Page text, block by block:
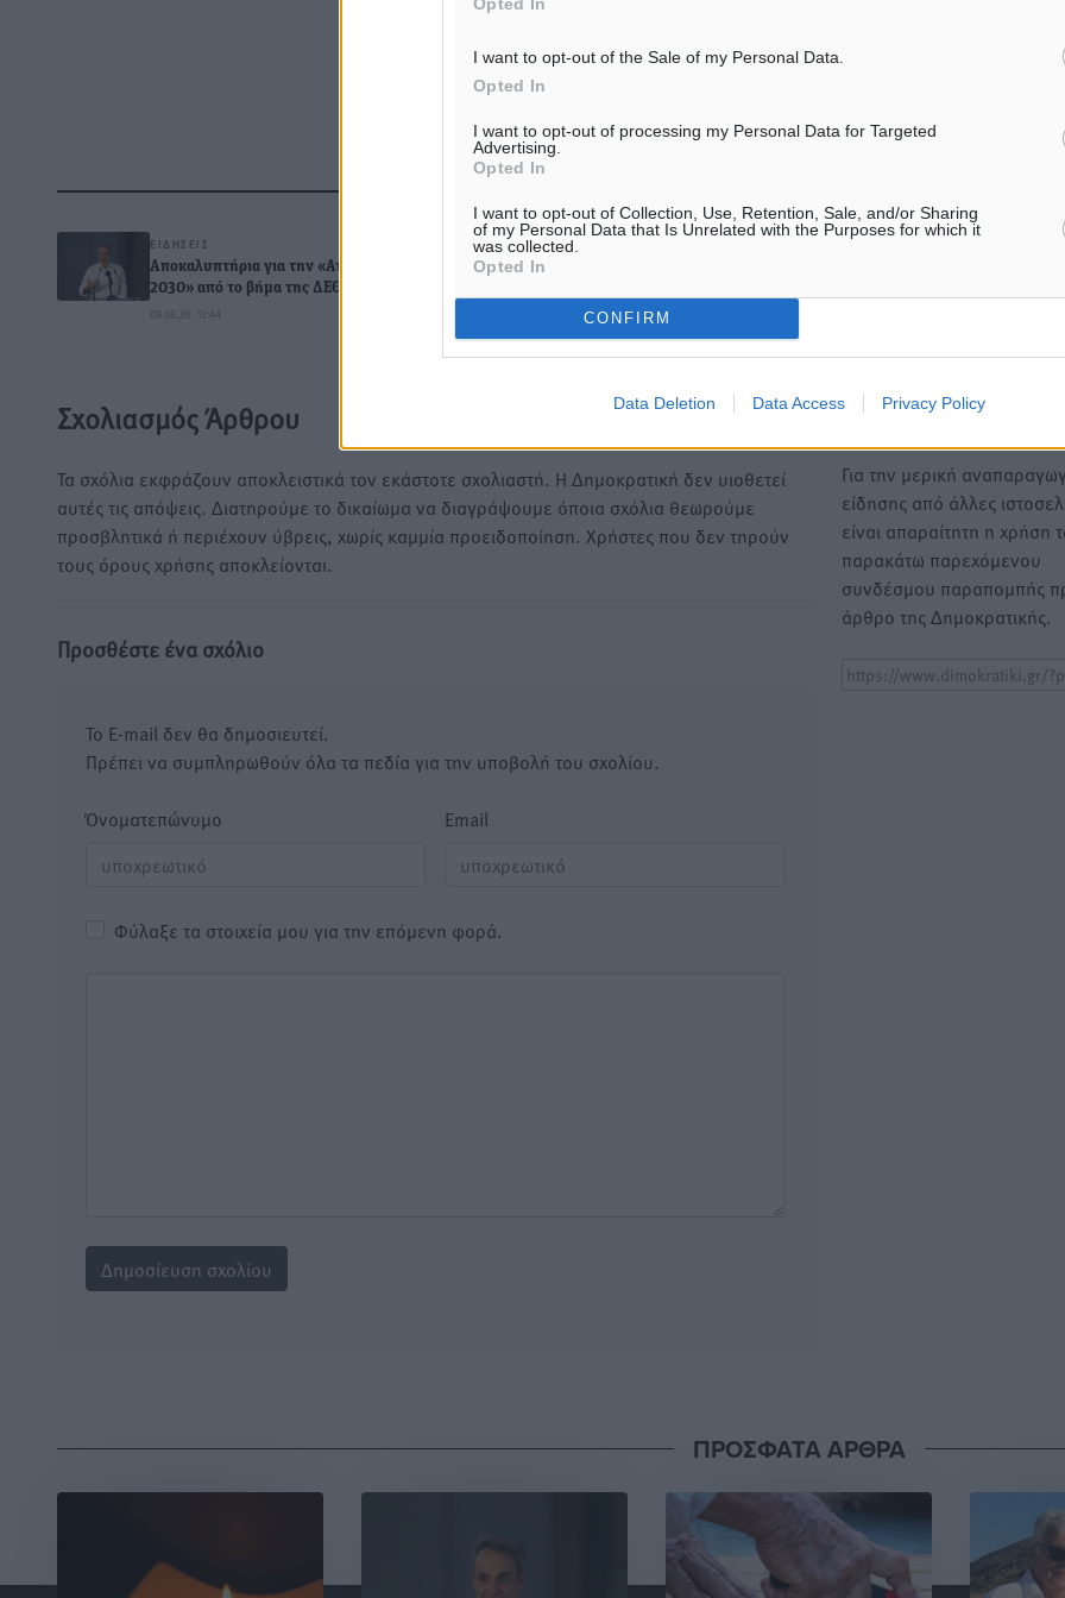
I want to opt-out of the Sale of my Personal Data.
Opted In
I want to opt-out of processing my Personal Data for Targeted
Advertising.
Opted In
I want to opt-out of Collection, Use, Retention, Sale, and/or Sharing
of my Personal Data that Is Unrelated with the Purposes for which it
was collected.
Opted In
CONFIRM
Data Deletion Data Access Privacy Policy
Μητσοτάκης, με…
ΕΙΔΉΣΕΙΣ
Αποκαλυπτήρια για την «Ατζέντα
2030» από το βήμα της ΔΕΘ
09.08.26 · 13:44
ΕΙΔΉΣΕΙΣ
Τουρνάς για φωτιές: «Κανένα
πλήρη ετοιμότητα ο μηχανισμός
09.08.26 · 11:12
Σχολιασμός Άρθρου
Τα σχόλια εκφράζουν αποκλειστικά τον εκάστοτε σχολιαστή. Η Δημοκρατική δεν υιοθετεί
αυτές τις απόψεις. Διατηρούμε το δικαίωμα να διαγράψουμε όποια σχόλια θεωρούμε
προσβλητικά ή περιέχουν ύβρεις, χωρίς καμμία προειδοποίηση. Χρήστες που δεν τηρούν
τους όρους χρήσης αποκλείονται.
Προσθέστε ένα σχόλιο
Το E-mail δεν θα δημοσιευτεί.
Πρέπει να συμπληρωθούν όλα τα πεδία για την υποβολή του σχολίου.
Όνοματεπώνυμο Email
Φύλαξε τα στοιχεία μου για την επόμενη φορά.
Υπενθύμιση:
Για την μερική
είδησης από άλλες
είναι απαραίτητη η χρήση
παρακάτω παρεχόμενου
συνδέσμου παραπομπής
άρθρο της Δημοκρατικής.
ΠΡΟΣΦΑΤΑ ΑΡΘΡΑ